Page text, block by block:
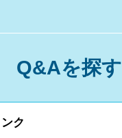
Q&Aを探す
ク